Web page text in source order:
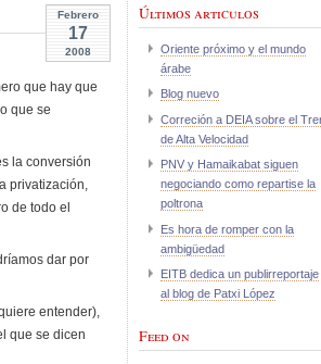
Febrero
17
2008
que hay que
que se
la conversión
privatización,
de todo el
dar por
entender),
que se dicen
Últimos articulos
Oriente próximo y el mundo
árabe
Blog nuevo
Correción a DEIA sobre el
de Alta Velocidad
PNV y Hamaikabat siguen
negociando como repartise la
poltrona
Es hora de romper con la
ambigüedad
EITB dedica un publirreportaje
al blog de Patxi López
Feed on